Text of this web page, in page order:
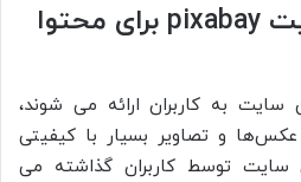
دانلود عکس از سایت pixabay برای محتوا
به کاربران ارائه می شوند،
و تصاویر بسیار با کیفیتی
سایت توسط کاربران گذاشته می